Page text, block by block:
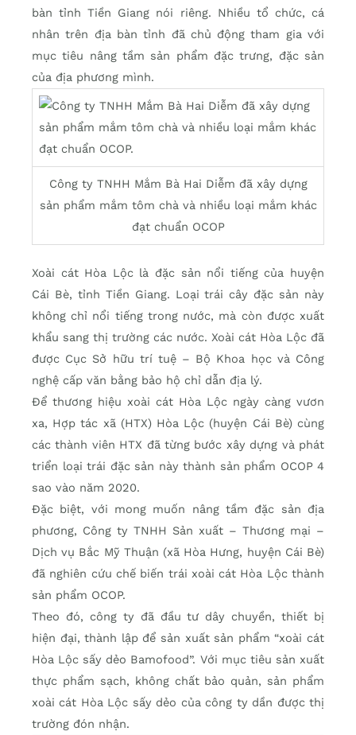
bàn tỉnh Tiền Giang nói riêng. Nhiều tổ chức, cá
nhân trên địa bàn tỉnh đã chủ động tham gia với
mục tiêu nâng tầm sản phẩm đặc trưng, đặc sản
của địa phương mình.
Công ty TNHH Mắm Bà Hai Diễm đã xây dựng
sản phẩm mắm tôm chà và nhiều loại mắm khác
đạt chuẩn OCOP
Xoài cát Hòa Lộc là đặc sản nổi tiếng của huyện
Cái Bè, tỉnh Tiền Giang. Loại trái cây đặc sản này
không chỉ nổi tiếng trong nước, mà còn được xuất
khẩu sang thị trường các nước. Xoài cát Hòa Lộc đã
được Cục Sở hữu trí tuệ – Bộ Khoa học và Công
nghệ cấp văn bằng bảo hộ chỉ dẫn địa lý.
Để thương hiệu xoài cát Hòa Lộc ngày càng vươn
xa, Hợp tác xã (HTX) Hòa Lộc (huyện Cái Bè) cùng
các thành viên HTX đã từng bước xây dựng và phát
triển loại trái đặc sản này thành sản phẩm OCOP 4
sao vào năm 2020.
Đặc biệt, với mong muốn nâng tầm đặc sản địa
phương, Công ty TNHH Sản xuất – Thương mại –
Dịch vụ Bắc Mỹ Thuận (xã Hòa Hưng, huyện Cái Bè)
đã nghiên cứu chế biến trái xoài cát Hòa Lộc thành
sản phẩm OCOP.
Theo đó, công ty đã đầu tư dây chuyền, thiết bị
hiện đại, thành lập để sản xuất sản phẩm “xoài cát
Hòa Lộc sấy dẻo Bamofood”. Với mục tiêu sản xuất
thực phẩm sạch, không chất bảo quản, sản phẩm
xoài cát Hòa Lộc sấy dẻo của công ty dần được thị
trường đón nhận.